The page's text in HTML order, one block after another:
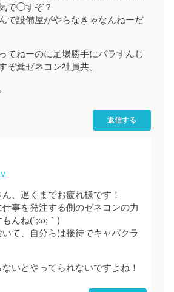
で◯すぞ？
で設備屋がやらなきゃなんねーだ
てねーのに足場勝手にバラすんじ
ぞ糞ゼネコン社員共。
返信する
、遅くまでお疲れ様です！
事を発注する側のゼネコンの力
んね(´;ω;｀)
て、自分らは接待でキャバクラ
いとやってられないですよね！